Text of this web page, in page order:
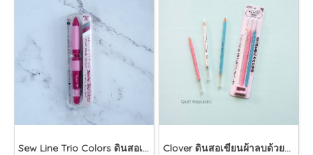
Sew Line Trio Colors ดินสอเขียนผ้าขนาด 0.9 mm 3 สีในแท่งเดียวกัน Clover ดินสอเขียนผ้าลบด้วยน้ำ